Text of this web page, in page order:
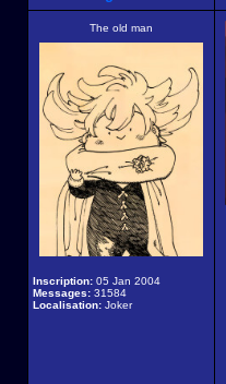
The old man
Inscription: 05 Jan 2004
Messages: 31584
Localisation: Joker